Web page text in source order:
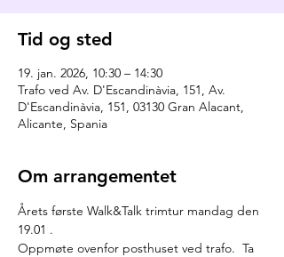
Tid og sted
19. jan. 2026, 10:30 – 14:30
Trafo ved Av. D'Escandinàvia, 151, Av.
D'Escandinàvia, 151, 03130 Gran Alacant,
Alicante, Spania
Om arrangementet
Årets første Walk&Talk trimtur mandag den
19.01 .
Oppmøte ovenfor posthuset ved trafo.  Ta